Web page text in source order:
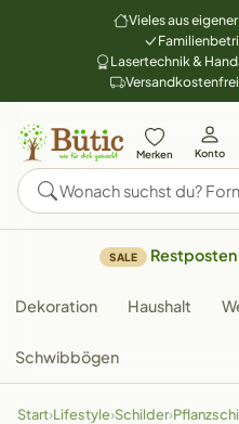
Vieles aus
Lasertechnik &
Versandkostenfrei
Merken Konto
SALE Restposten
Dekoration Haushalt
Schwibbögen
Start›Lifestyle›Schilder›